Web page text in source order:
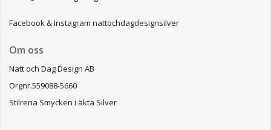
Facebook & Instagram nattochdagdesignsilver
Om oss
Natt och Dag Design AB
Orgnr.559088-5660
Stilrena Smycken i äkta Silver